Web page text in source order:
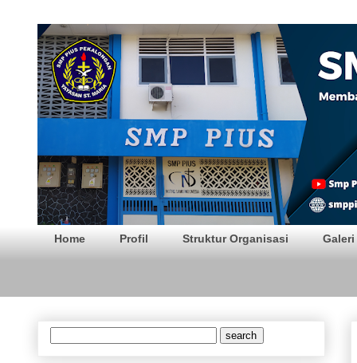
SMP PIUS
Home Profil Struktur Organisasi Galeri